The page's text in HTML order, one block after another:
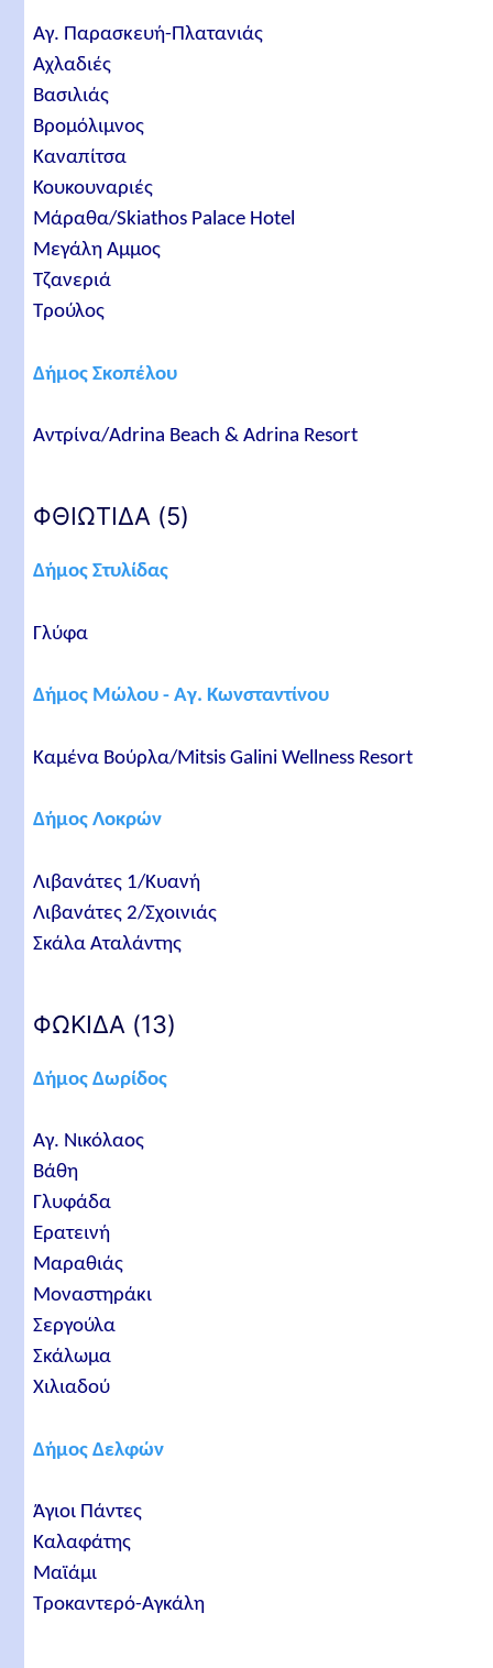
Αγ. Παρασκευή-Πλατανιάς
Αχλαδιές
Βασιλιάς
Βρομόλιμνος
Καναπίτσα
Κουκουναριές
Μάραθα/Skiathos Palace Hotel
Μεγάλη Αμμος
Τζανεριά
Τρούλος
Δήμος Σκοπέλου
Αντρίνα/Adrina Beach & Adrina Resort
ΦΘΙΩΤΙΔΑ (5)
Δήμος Στυλίδας
Γλύφα
Δήμος Μώλου - Αγ. Κωνσταντίνου
Καμένα Βούρλα/Mitsis Galini Wellness Resort
Δήμος Λοκρών
Λιβανάτες 1/Κυανή
Λιβανάτες 2/Σχοινιάς
Σκάλα Αταλάντης
ΦΩΚΙΔΑ (13)
Δήμος Δωρίδος
Αγ. Νικόλαος
Βάθη
Γλυφάδα
Ερατεινή
Μαραθιάς
Μοναστηράκι
Σεργούλα
Σκάλωμα
Χιλιαδού
Δήμος Δελφών
Άγιοι Πάντες
Καλαφάτης
Μαϊάμι
Τροκαντερό-Αγκάλη